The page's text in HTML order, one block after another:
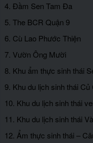
4. Đầm Sen Tam Đa
5. The BCR Quận 9
6. Cù Lao Phước Thiện
7. Vườn Ông Mười
8. Khu ẩm thực sinh thái
9. Khu du lịch sinh thái
10. Khu du lịch sinh thái
11. Khu du lịch sinh thái
12. Ẩm thực sinh thái –